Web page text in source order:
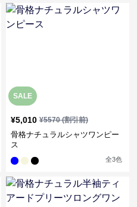
SALE
¥5,010 ¥5570(割引前)
骨格ナチュラルシャツワンピー
ス
全3色